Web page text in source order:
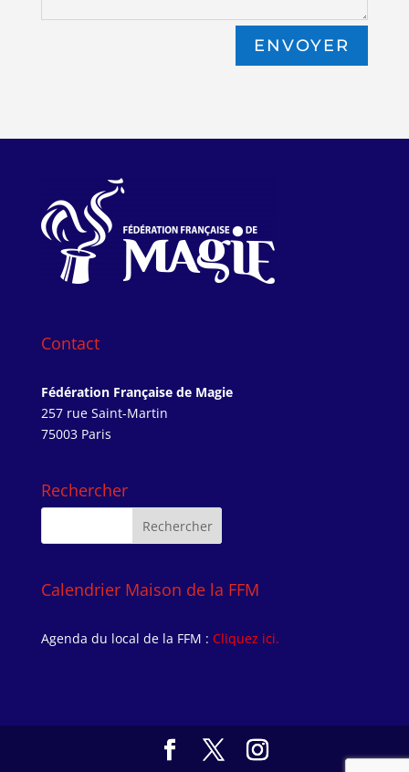
ENVOYER
Contact
Fédération Française de Magie
257 rue Saint-Martin
75003 Paris
Rechercher
Calendrier Maison de la FFM
Agenda du local de la FFM : Cliquez ici.